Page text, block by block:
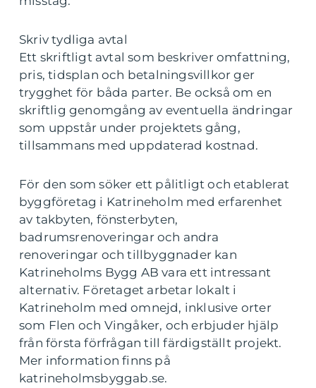
Skriv tydliga avtal
Ett skriftligt avtal som beskriver omfattning,
pris, tidsplan och betalningsvillkor ger
trygghet för båda parter. Be också om en
skriftlig genomgång av eventuella ändringar
som uppstår under projektets gång,
tillsammans med uppdaterad kostnad.
För den som söker ett pålitligt och etablerat
byggföretag i Katrineholm med erfarenhet
av takbyten, fönsterbyten,
badrumsrenoveringar och andra
renoveringar och tillbyggnader kan
Katrineholms Bygg AB vara ett intressant
alternativ. Företaget arbetar lokalt i
Katrineholm med omnejd, inklusive orter
som Flen och Vingåker, och erbjuder hjälp
från första förfrågan till färdigställt projekt.
Mer information finns på
katrineholmsbyggab.se.